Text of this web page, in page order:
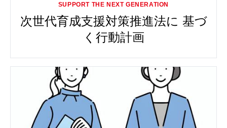
次世代育成支援対策推進法に 基づ
く行動計画